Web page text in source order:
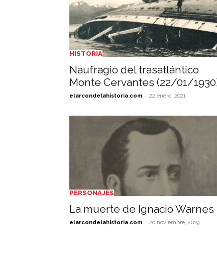
HISTORIA
Naufragio del trasatlántico
Monte Cervantes (22/01/
elarcondelahistoria.com - 22 enero, 2021
PERSONAJES
La muerte de Ignacio Warnes
elarcondelahistoria.com - 20 noviembre, 2019